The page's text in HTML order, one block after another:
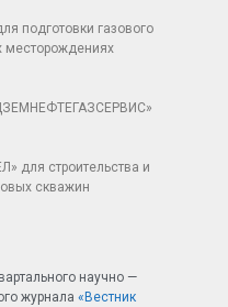
подготовки газового
месторождениях
для строительства и
скважин
научно —
журнала «Вестник